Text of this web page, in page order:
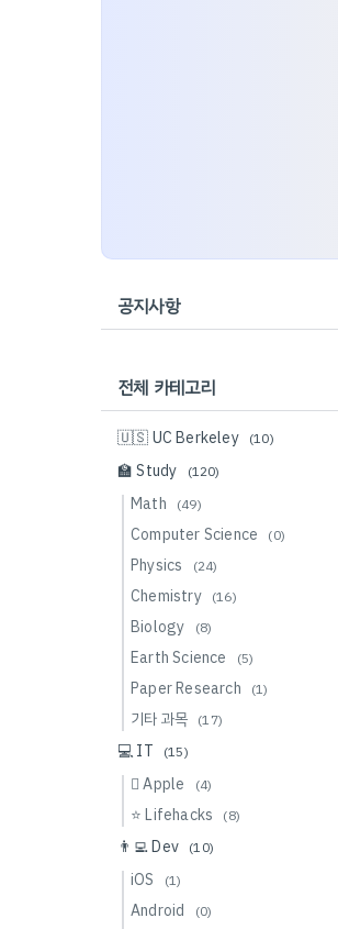
공지사항
전체 카테고리
🇺🇸 UC Berkeley (10)
🏫 Study (120)
Math (49)
Computer Science (0)
Physics (24)
Chemistry (16)
Biology (8)
Earth Science (5)
Paper Research (1)
기타 과목 (17)
💻 IT (15)
 Apple (4)
⭐️ Lifehacks (8)
👨‍💻 Dev (10)
iOS (1)
Android (0)